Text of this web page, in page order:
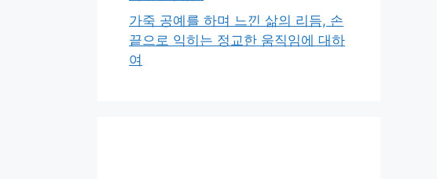
가죽 공예를 하며 느낀 삶의 리듬, 손
끝으로 익히는 정교한 움직임에 대하
여